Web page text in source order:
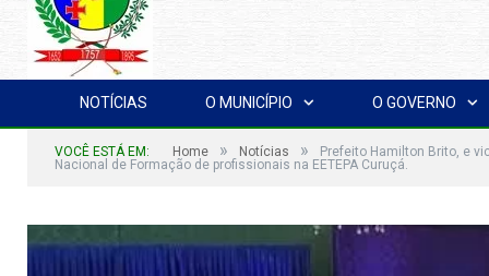
NOTÍCIAS O MUNICÍPIO O GOVERNO
VOCÊ ESTÁ EM: Home » Notícias »
Prefeito Hamilton Brito, e
Nacional de Formação de profissionais na EETEPA Curuçá.